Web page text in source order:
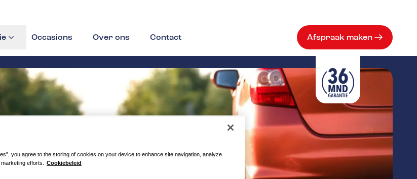
Occasions Over ons Contact Afspraak maken
you agree to the storing of cookies on your device to enhance site navigation, analyze
efforts.
Cookiebeleid